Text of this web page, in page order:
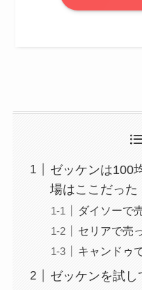
ゼッケンは100
場はここだった
ダイソーで
セリアで売
キャンドゥ
ゼッケンを試し